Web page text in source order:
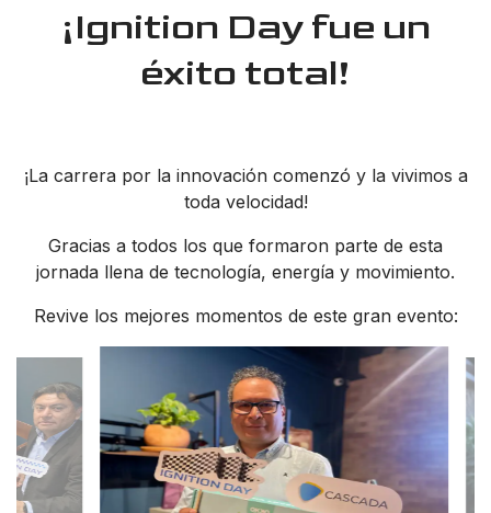
¡Ignition Day fue un
éxito total!
¡La carrera por la innovación comenzó y la vivimos a
toda velocidad!
Gracias a todos los que formaron parte de esta
jornada llena de tecnología, energía y movimiento.
Revive los mejores momentos de este gran evento: